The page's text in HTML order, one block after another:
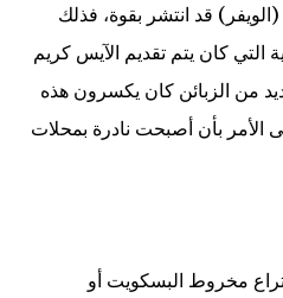
قد انتشر بقوة، فذلك
التي كان يتم تقديم الآيس كريم
من الزبائن كان يكسرون هذه
الأمر بأن أصبحت نادرة بمحلات
مخروط البسكويت أو